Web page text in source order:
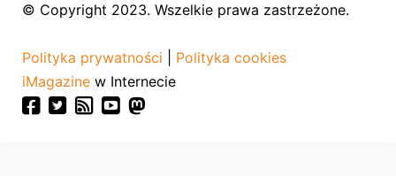
© Copyright 2023. Wszelkie prawa zastrzeżone.
Polityka prywatności
Polityka cookies
iMagazine w Internecie